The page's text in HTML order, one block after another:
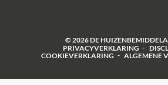
© 2026DE
PRIVACYVERKLARING
COOKIEVERKLARING
ALGEMENE